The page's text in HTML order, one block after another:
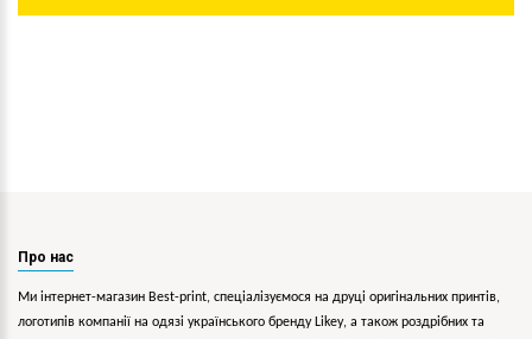
Про нас
Ми інтернет-магазин Best-print, спеціалізуємося на друці оригінальних принтів,
логотипів компанії на одязі українського бренду Likey, а також роздрібних та